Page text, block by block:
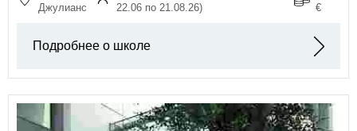
Джулианс 22.06 по 21.08.26) €
Подробнее о школе